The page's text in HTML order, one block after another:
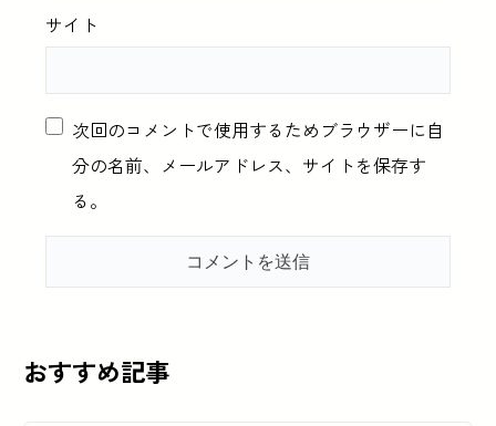
サイト
次回のコメントで使用するためブラウザーに自
分の名前、メールアドレス、サイトを保存す
る。
おすすめ記事